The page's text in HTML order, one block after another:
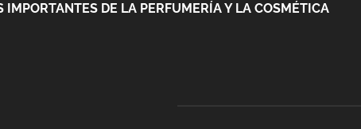
IMPORTANTES DE LA PERFUMERÍA Y LA COSMÉTICA